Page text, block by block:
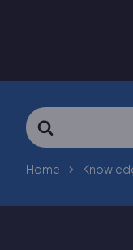
Search
For
Home